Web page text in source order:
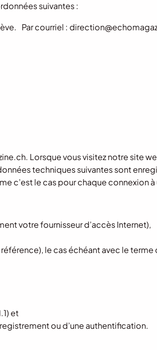
suivantes :
Par courriel :
Lorsque vous visitez notre site
techniques suivantes sont
c’est le cas pour chaque connexion à
votre fournisseur d’accès Internet),
le cas échéant avec le
et
ou d’une authentification.